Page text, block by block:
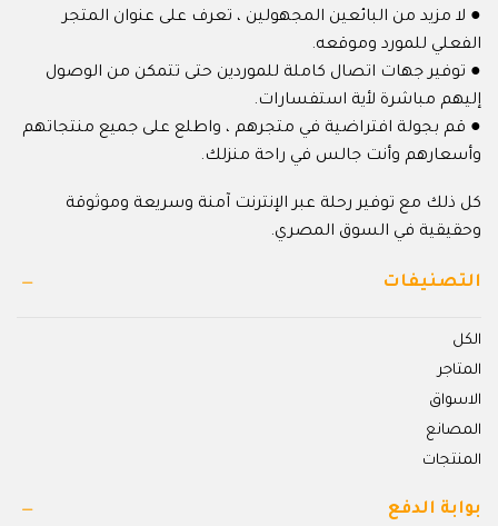
● لا مزيد من البائعين المجهولين ، تعرف على عنوان المتجر
الفعلي للمورد وموقعه.
● توفير جهات اتصال كاملة للموردين حتى تتمكن من الوصول
إليهم مباشرة لأية استفسارات.
● قم بجولة افتراضية في متجرهم ، واطلع على جميع منتجاتهم
وأسعارهم وأنت جالس في راحة منزلك.
كل ذلك مع توفير رحلة عبر الإنترنت آمنة وسريعة وموثوقة
وحقيقية في السوق المصري.
التصنيفات
الكل
المتاجر
الاسواق
المصانع
المنتجات
بوابة الدفع